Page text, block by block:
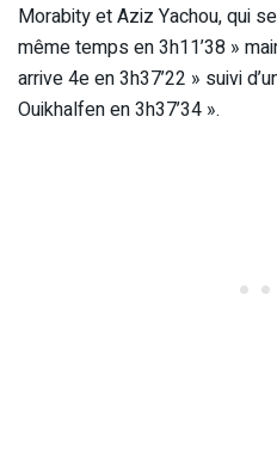
Morabity et Aziz Yachou, qui
même temps en 3h11’38 »
arrive 4e en 3h37’22 » suivi
Ouikhalfen en 3h37’34 ».